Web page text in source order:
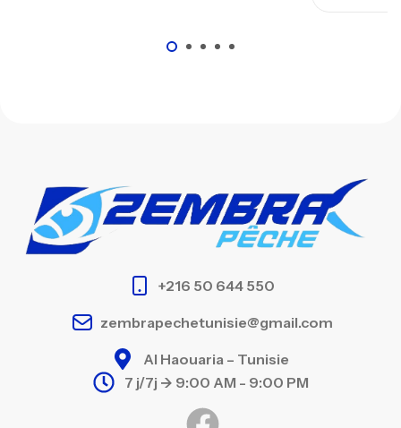
+216 50 644 550
zembrapechetunisie@gmail.com
Al Haouaria – Tunisie
7 j/7j -> 9:00 AM - 9:00 PM